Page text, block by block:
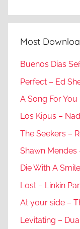
Most
Buenos Dias
Perfect – Ed
A Song For
Los Kipus –
The Seekers –
Shawn Mendes
Die With A
Lost – Linkin
At your side –
Levitating –